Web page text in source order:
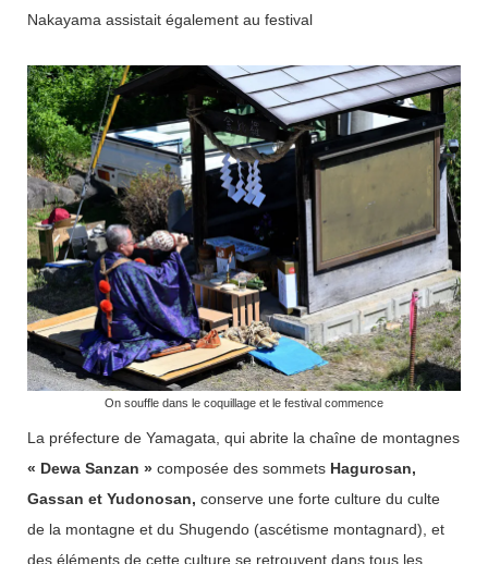
Nakayama assistait également au festival
On souffle dans le coquillage et le festival commence
La préfecture de Yamagata, qui abrite la chaîne de montagnes
« Dewa Sanzan »composée des sommets Hagurosan,
Gassan et Yudonosan, conserve une forte culture du culte
de la montagne et du Shugendo (ascétisme montagnard), et
des éléments de cette culture se retrouvent dans tous les